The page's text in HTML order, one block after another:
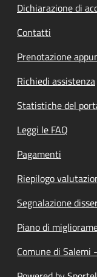
Dichiarazione di
Contatti
Prenotazione
Richiedi assistenza
Statistiche del
Leggi le FAQ
Pagamenti
Riepilogo
Segnalazione
Piano di
Comune di Salemi